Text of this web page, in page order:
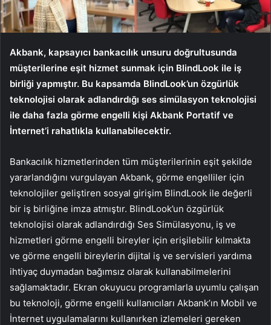
Akbank, kapsayıcı bankacılık unsuru doğrultusunda
müşterilerine eşit hizmet sunmak için BlindLook ile iş
birliği yapmıştır. Bu kapsamda BlindLook’un özgürlük
teknolojisi olarak adlandırdığı ses simülasyon teknolojisi
ile daha fazla görme engelli kişi Akbank Portatif ve
İnternet’i rahatlıkla kullanabilecektir.
Bankacılık hizmetlerinden tüm müşterilerinin eşit şekilde
yararlandığını vurgulayan Akbank, görme engelliler için
teknolojiler geliştiren sosyal girişim BlindLook ile değerli
bir iş birliğine imza atmıştır. BlindLook’un özgürlük
teknolojisi olarak adlandırdığı Ses Simülasyonu, iş ve
hizmetleri görme engelli bireyler için erişilebilir kılmakta
ve görme engelli bireylerin dijital iş ve servisleri yardıma
ihtiyaç duymadan bağımsız olarak kullanabilmelerini
sağlamaktadır. Ekran okuyucu programlarla uyumlu çalışan
bu teknoloji, görme engelli kullanıcıları Akbank’ın Mobil ve
İnternet uygulamalarını kullanırken izlemeleri gereken